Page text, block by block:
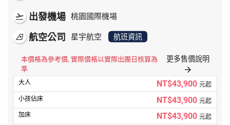
flight_takeoff 出發機場 桃園國際機場
airlines 航空公司 星宇航空 航班資訊
本價格為參考價, 實際價格以實際出團日核算為
準
更多售價說明
arrow_forward
NT$43,900 元起
NT$43,900 元起
NT$43,900 元起